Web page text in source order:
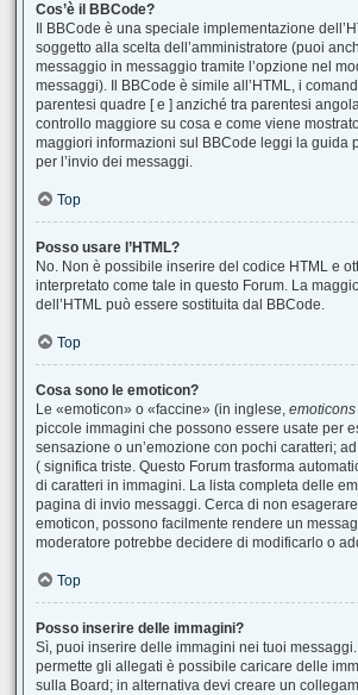
Cos’è il BBCode?
Il BBCode è una speciale implementazione
soggetto alla scelta dell’amministratore (puoi
messaggio in messaggio tramite l’opzione nel
messaggi). Il BBCode è simile all’HTML, i
parentesi quadre [ e ] anziché tra parentesi
controllo maggiore su cosa e come viene
maggiori informazioni sul BBCode leggi la guida
per l’invio dei messaggi.
Top
Posso usare l’HTML?
No. Non è possibile inserire del codice HTML e
interpretato come tale in questo Forum. La
dell’HTML può essere sostituita dal BBCode.
Top
Cosa sono le emoticon?
Le «emoticon» o «faccine» (in inglese, emoticons
piccole immagini che possono essere usate per
sensazione o un’emozione con pochi caratteri;
( significa triste. Questo Forum trasforma
di caratteri in immagini. La lista completa delle
pagina di invio messaggi. Cerca di non
emoticon, possono facilmente rendere un
moderatore potrebbe decidere di modificarlo o
Top
Posso inserire delle immagini?
Sì, puoi inserire delle immagini nei tuoi messaggi.
permette gli allegati è possibile caricare delle
sulla Board; in alternativa devi creare un